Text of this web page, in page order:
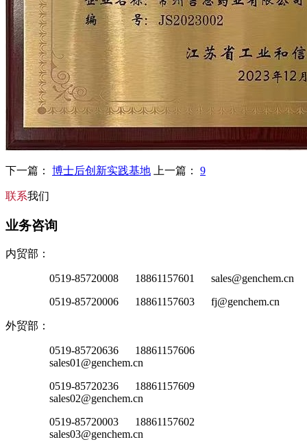
下一篇： 博士后创新实践基地 上一篇： 9
联系我们
业务咨询
内贸部：
0519-85720008 18861157601 sales@genchem.cn
0519-85720006 18861157603 fj@genchem.cn
外贸部：
0519-85720636 18861157606
sales01@genchem.cn
0519-85720236 18861157609
sales02@genchem.cn
0519-85720003 18861157602
sales03@genchem.cn